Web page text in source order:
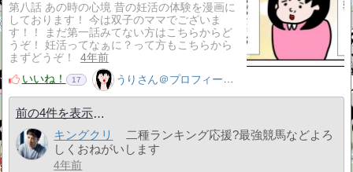
第八話 あの時の心境 昔の妊活の体験を漫画に
しております！ 今は双子のママでございま
す！！ まだ第一話みてない方はこちらからど
うぞ！ 妊活ってなぁに？って方もこちらから
まずどうぞ！
4年前
いいね！
17 うりさん＠プロフィール見てね！はてぶ、応援よろしく！
前の4件を表示
キングクリ
二種ランキング応援?最強競馬などよろ
しくおねがいします
4年前